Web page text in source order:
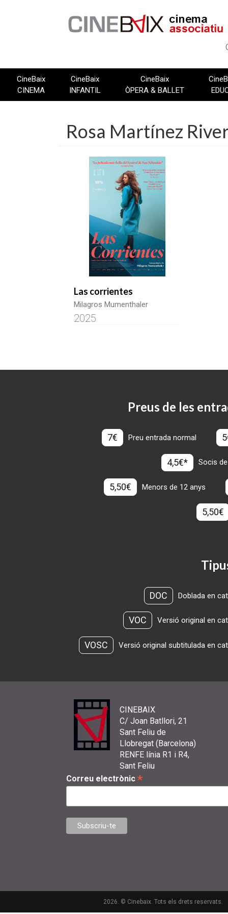
CineBaix
CINEMA
CineBaix
INFANTIL
CineBaix
ÒPERA & BALLET
Rosa Martínez
Las corrientes
Milagros Mumenthaler
2025
Preus de les
7€ Preu entrada normal
4,5€* Socis
5,50€ Menors de 12 anys
5,50€
DOC Doblada en
VOC Versió original en
VOSC Versió original subtitulada en
CINEBAIX
C/ Joan Batllori, 21
Sant Feliu de
Llobregat (Barcelona)
RENFE línia R1 i R4,
Sant Feliu
Correu electrònic *
2026. © Cinebaix. Tots els drets reservats.